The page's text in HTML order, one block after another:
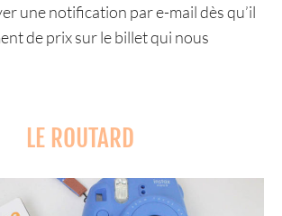
une notification par e-mail dès qu’il
de prix sur le billet qui nous
LE ROUTARD